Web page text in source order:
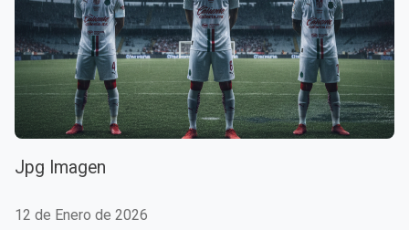
Jpg Imagen
12 de Enero de 2026